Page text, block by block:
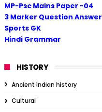
MP-Psc Mains Paper -04
3 Marker Question Answer
Sports GK
Hindi Grammar
HISTORY
Ancient Indian history
Cultural